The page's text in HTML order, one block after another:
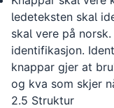
ledeteksten skal
skal vere på
identifikasjon.
knappar gjer at
og kva som skjer
2.5 Struktur